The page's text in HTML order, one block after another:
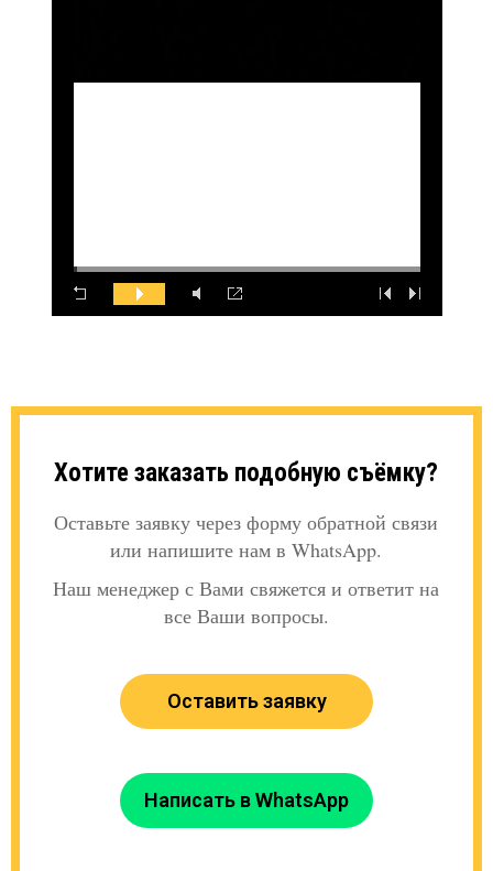
Хотите заказать подобную съёмку?
Оставьте заявку через форму обратной связи
или напишите нам в WhatsApp.
Наш менеджер с Вами свяжется и ответит на
все Ваши вопросы.
Оставить заявку
Написать в WhatsApp